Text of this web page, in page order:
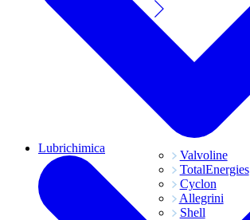
Valvoline
TotalEnergies
Cyclon
Allegrini
Shell
Lubrichimica